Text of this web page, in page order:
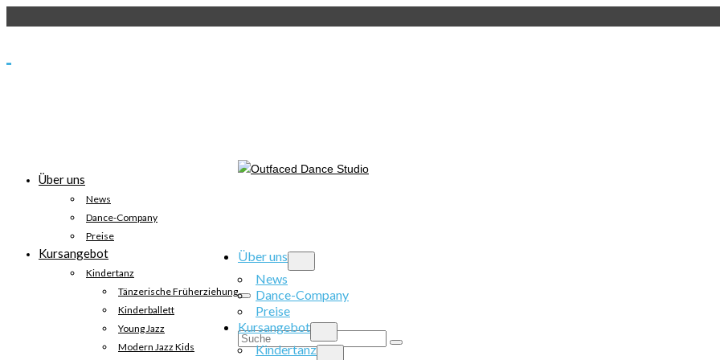
Über uns
News
Dance-Company
Preise
Kursangebot
Kindertanz
Tänzerische Früherziehung
Kinderballett
Young Jazz
Modern Jazz Kids
Suche
nach:
Über uns
News
Dance-Company
Preise
Kursangebot
Kindertanz